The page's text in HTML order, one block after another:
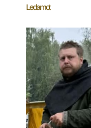
Ledamot